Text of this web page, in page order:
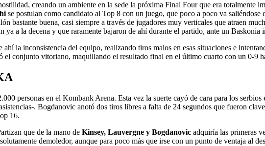
creando un ambiente en la sede la próxima Final Four que era totalmente
se postulan como candidato al Top 8 con un juego, que poco a poco va
bastante buena, casi siempre a través de jugadores muy verticales que atraen
a la decena y que raramente bajaron de ahí durante el partido, ante un Baskonia
la inconsistencia del equipo, realizando tiros malos en esas situaciones e
conjunto vitoriano, maquillando el resultado final en el último cuarto con un 0-9
personas en el Kombank Arena. Esta vez la suerte cayó de cara para los
. Bogdanovic anotó dos tiros libres a falta de 24 segundos que fueron
16.
que de la mano de Kinsey, Lauvergne y Bogdanovic adquiría las primeras
demoledor, aunque para poco más que irse con un punto de ventaja al